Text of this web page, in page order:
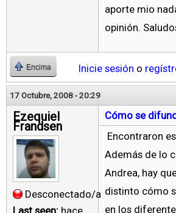
aporte mio
opinión.
Encima Inicie sesión o
17 Octubre, 2008 - 20:29
Ezequiel
Frandsen
Desconectado/a
Last seen: hace
Cómo se
Encontraron
Además de lo
Andrea, hay
distinto cómo
en los